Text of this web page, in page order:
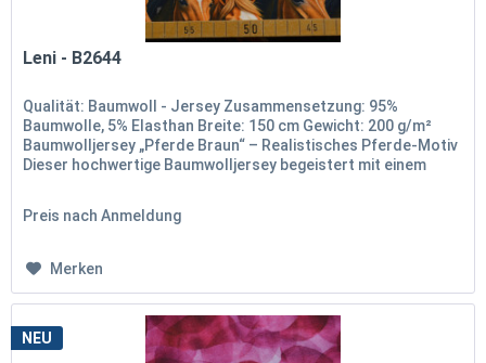
Leni - B2644
Qualität: Baumwoll - Jersey Zusammensetzung: 95%
Baumwolle, 5% Elasthan Breite: 150 cm Gewicht: 200 g/m²
Baumwolljersey „Pferde Braun“ – Realistisches Pferde-Motiv
Dieser hochwertige Baumwolljersey begeistert mit einem
Preis nach Anmeldung
Merken
NEU